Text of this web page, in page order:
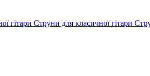
гітари Струни для класичної гітари